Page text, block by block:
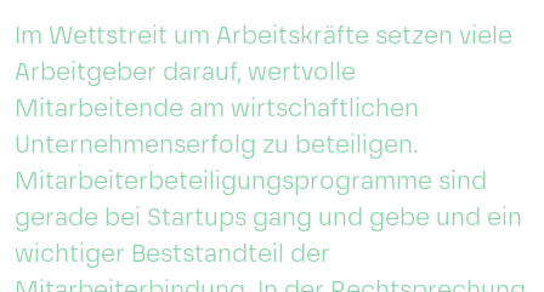
Im Wettstreit um Arbeitskräfte setzen viele
Arbeitgeber darauf, wertvolle
Mitarbeitende am wirtschaftlichen
Unternehmenserfolg zu beteiligen.
Mitarbeiterbeteiligungsprogramme sind
gerade bei Startups gang und gebe und ein
wichtiger Beststandteil der